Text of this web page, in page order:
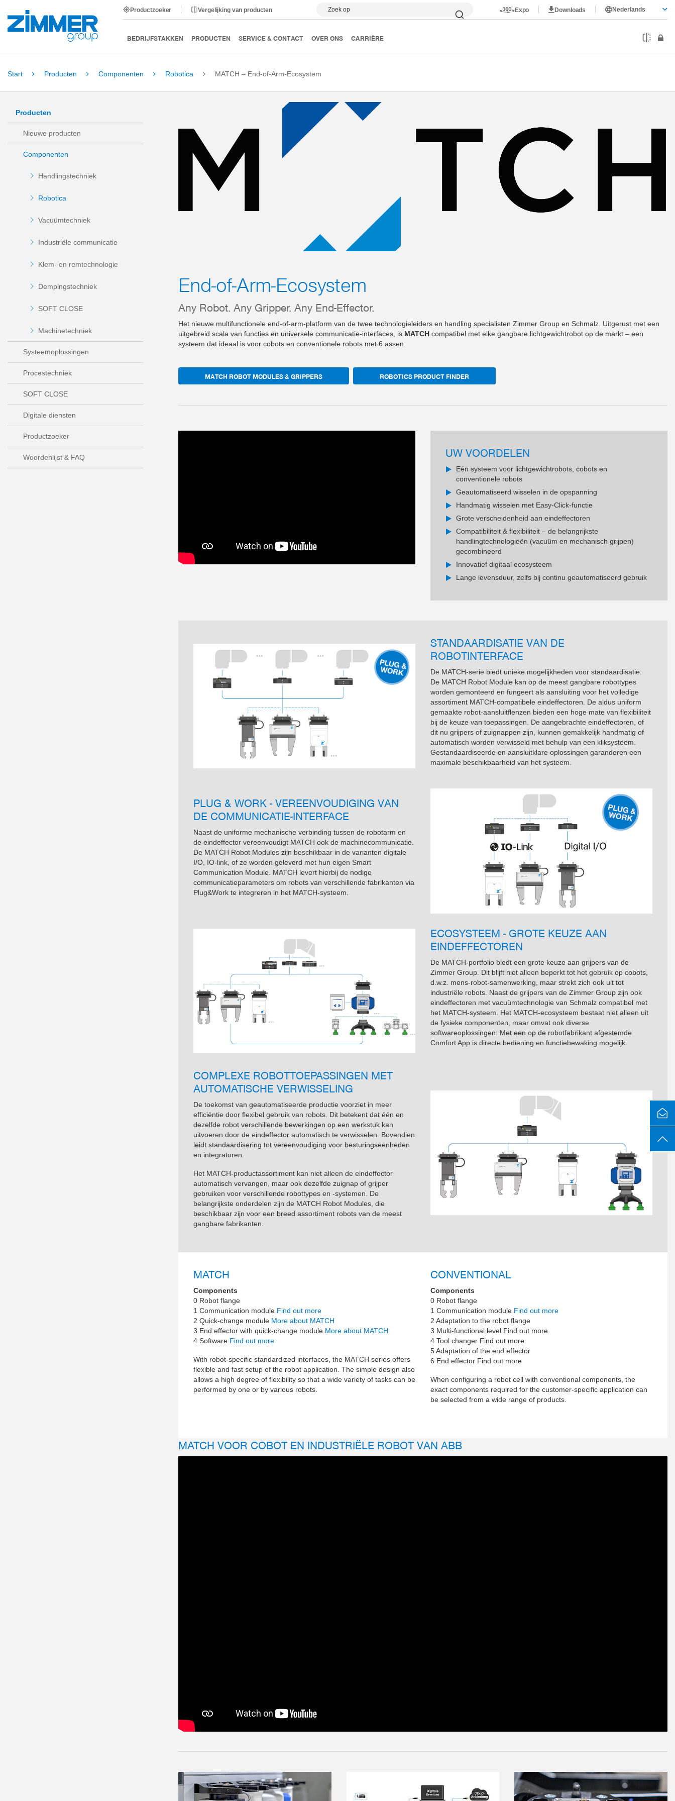
Productzoeker Vergelijking van producten Zoek op Expo Downloads Nederlands
BEDRIJFSTAKKEN PRODUCTEN SERVICE & CONTACT OVER ONS CARRIÈRE
Start Producten Componenten Robotica MATCH – End-of-Arm-Ecosystem
Producten
Nieuwe producten
Componenten
Handlingstechniek
Robotica
Vacuümtechniek
Industriële communicatie
Klem- en remtechnologie
Dempingstechniek
SOFT CLOSE
Machinetechniek
Systeemoplossingen
Procestechniek
SOFT CLOSE
Digitale diensten
Productzoeker
Woordenlijst & FAQ
End-of-Arm-Ecosystem
Any Robot. Any Gripper. Any End-Effector.
Het nieuwe multifunctionele end-of-arm-platform van de twee technologieleiders en handling specialisten Zimmer Group en Schmalz. Uitgerust met een
uitgebreid scala van functies en universele communicatie-interfaces, is MATCH compatibel met elke gangbare lichtgewichtrobot op de markt – een
systeem dat ideaal is voor cobots en conventionele robots met 6 assen.
MATCH ROBOT MODULES & GRIPPERS ROBOTICS PRODUCT FINDER
UW VOORDELEN
Eén systeem voor lichtgewichtrobots, cobots en
conventionele robots
Geautomatiseerd wisselen in de opspanning
Handmatig wisselen met Easy-Click-functie
Grote verscheidenheid aan eindeffectoren
Compatibiliteit & flexibiliteit – de belangrijkste
handlingtechnologieën (vacuüm en mechanisch grijpen)
gecombineerd
Innovatief digitaal ecosysteem
Lange levensduur, zelfs bij continu geautomatiseerd gebruik
STANDAARDISATIE VAN DE
ROBOTINTERFACE
De MATCH-serie biedt unieke mogelijkheden voor standaardisatie:
De MATCH Robot Module kan op de meest gangbare robottypes
worden gemonteerd en fungeert als aansluiting voor het volledige
assortiment MATCH-compatibele eindeffectoren. De aldus uniform
gemaakte robot-aansluitflenzen bieden een hoge mate van flexibiliteit
bij de keuze van toepassingen. De aangebrachte eindeffectoren, of
dit nu grijpers of zuignappen zijn, kunnen gemakkelijk handmatig of
automatisch worden verwisseld met behulp van een kliksysteem.
Gestandaardiseerde en aansluitklare oplossingen garanderen een
maximale beschikbaarheid van het systeem.
PLUG & WORK - VEREENVOUDIGING VAN
DE COMMUNICATIE-INTERFACE
Naast de uniforme mechanische verbinding tussen de robotarm en
de eindeffector vereenvoudigt MATCH ook de machinecommunicatie.
De MATCH Robot Modules zijn beschikbaar in de varianten digitale
I/O, IO-link, of ze worden geleverd met hun eigen Smart
Communication Module. MATCH levert hierbij de nodige
communicatieparameters om robots van verschillende fabrikanten via
Plug&Work te integreren in het MATCH-systeem.
ECOSYSTEEM - GROTE KEUZE AAN
EINDEFFECTOREN
De MATCH-portfolio biedt een grote keuze aan grijpers van de
Zimmer Group. Dit blijft niet alleen beperkt tot het gebruik op cobots,
d.w.z. mens-robot-samenwerking, maar strekt zich ook uit tot
industriële robots. Naast de grijpers van de Zimmer Group zijn ook
eindeffectoren met vacuümtechnologie van Schmalz compatibel met
het MATCH-systeem. Het MATCH-ecosysteem bestaat niet alleen uit
de fysieke componenten, maar omvat ook diverse
softwareoplossingen: Met een op de robotfabrikant afgestemde
Comfort App is directe bediening en functiebewaking mogelijk.
COMPLEXE ROBOTTOEPASSINGEN MET
AUTOMATISCHE VERWISSELING
De toekomst van geautomatiseerde productie voorziet in meer
efficiëntie door flexibel gebruik van robots. Dit betekent dat één en
dezelfde robot verschillende bewerkingen op een werkstuk kan
uitvoeren door de eindeffector automatisch te verwisselen. Bovendien
leidt standaardisering tot vereenvoudiging voor besturingseenheden
en integratoren.
Het MATCH-productassortiment kan niet alleen de eindeffector
automatisch vervangen, maar ook dezelfde zuignap of grijper
gebruiken voor verschillende robottypes en -systemen. De
belangrijkste onderdelen zijn de MATCH Robot Modules, die
beschikbaar zijn voor een breed assortiment robots van de meest
gangbare fabrikanten.
MATCH
Components
0 Robot flange
1 Communication module Find out more
2 Quick-change module More about MATCH
3 End effector with quick-change module More about MATCH
4 Software Find out more
With robot-specific standardized interfaces, the MATCH series offers
flexible and fast setup of the robot application. The simple design also
allows a high degree of flexibility so that a wide variety of tasks can be
performed by one or by various robots.
CONVENTIONAL
Components
0 Robot flange
1 Communication module Find out more
2 Adaptation to the robot flange
3 Multi-functional level Find out more
4 Tool changer Find out more
5 Adaptation of the end effector
6 End effector Find out more
When configuring a robot cell with conventional components, the
exact components required for the customer-specific application can
be selected from a wide range of products.
MATCH VOOR COBOT EN INDUSTRIËLE ROBOT VAN ABB